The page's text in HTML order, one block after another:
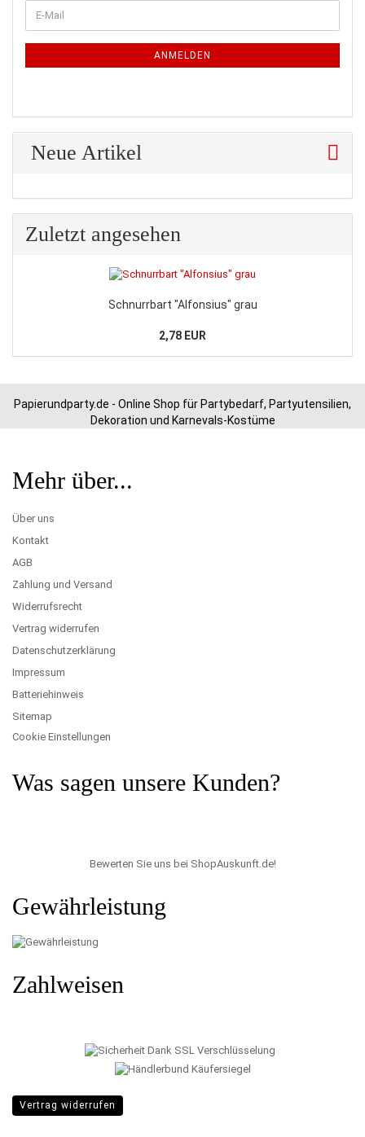
ZUR
NEWSLETTER-
E-
Mail
ANMELDEN
Neue Artikel
Zuletzt angesehen
Schnurrbart "Alfonsius" grau
2,78 EUR
Papierundparty.de - Online Shop für Partybedarf, Partyutensilien,
Dekoration und Karnevals-Kostüme
Mehr über...
Über uns
Kontakt
AGB
Zahlung und Versand
Widerrufsrecht
Vertrag widerrufen
Datenschutzerklärung
Impressum
Batteriehinweis
Sitemap
Cookie Einstellungen
Was sagen unsere Kunden?
Bewerten Sie uns bei ShopAuskunft.de!
Gewährleistung
Zahlweisen
Vertrag widerrufen